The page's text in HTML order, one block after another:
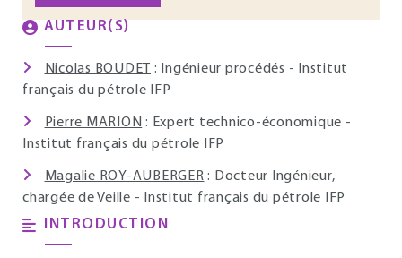
AUTEUR(S)
Nicolas BOUDET
: Ingénieur procédés - Institut
français du pétrole IFP
Pierre MARION : Expert technico-économique -
Institut français du pétrole IFP
Magalie ROY-AUBERGER : Docteur Ingénieur,
chargée de Veille - Institut français du pétrole IFP
INTRODUCTION